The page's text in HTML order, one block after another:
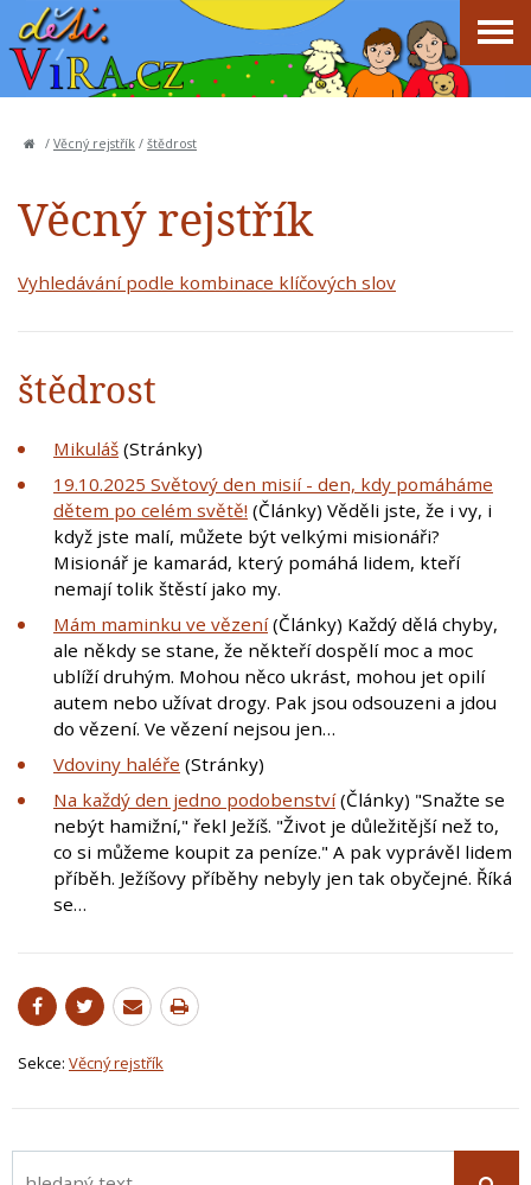
/ Věcný rejstřík / štědrost
Věcný rejstřík
Vyhledávání podle kombinace klíčových slov
štědrost
Mikuláš (Stránky)
19.10.2025 Světový den misií - den, kdy pomáháme
dětem po celém světě! (Články) Věděli jste, že i vy, i
když jste malí, můžete být velkými misionáři?
Misionář je kamarád, který pomáhá lidem, kteří
nemají tolik štěstí jako my.
Mám maminku ve vězení(Články) Každý dělá chyby,
ale někdy se stane, že někteří dospělí moc a moc
ublíží druhým. Mohou něco ukrást, mohou jet opilí
autem nebo užívat drogy. Pak jsou odsouzeni a jdou
do vězení. Ve vězení nejsou jen…
Vdoviny haléře (Stránky)
Na každý den jedno podobenství(Články) "Snažte se
nebýt hamižní," řekl Ježíš. "Život je důležitější než to,
co si můžeme koupit za peníze." A pak vyprávěl lidem
příběh. Ježíšovy příběhy nebyly jen tak obyčejné. Říká
se…
Sekce: Věcný rejstřík